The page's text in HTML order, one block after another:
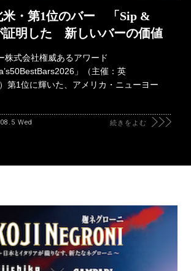
米・第1位のバー 「Sip &
証明した 新しいバーの価値
株式会社権威あるアワード
」（主催：英
第1位に輝いた、アメリカ・ニューヨー
Wed 続きをよむ